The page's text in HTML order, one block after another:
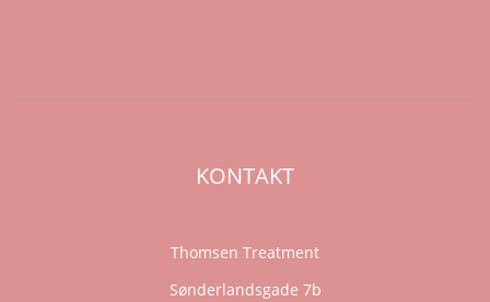
KONTAKT
Thomsen Treatment
Sønderlandsgade 7b